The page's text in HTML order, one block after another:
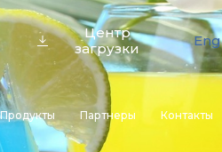
Центр
загрузки
Eng
Продукты Партнеры Контакты